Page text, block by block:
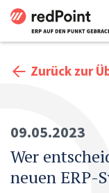
Zurück zur
09.05.2023
Wer
neuen ERP-